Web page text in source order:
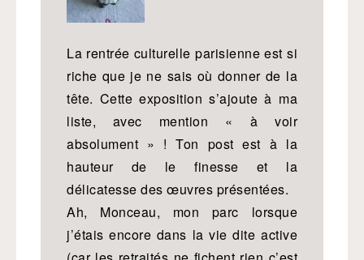
La rentrée culturelle parisienne est si
riche que je ne sais où donner de la
tête. Cette exposition s’ajoute à ma
liste, avec mention « à voir
absolument » ! Ton post est à la
hauteur de le finesse et la
délicatesse des œuvres présentées.
Ah, Monceau, mon parc lorsque
j’étais encore dans la vie dite active